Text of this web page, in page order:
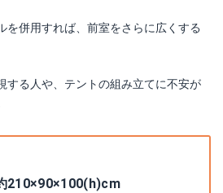
を併用すれば、前室をさらに広くする
する人や、テントの組み立てに不安が
210×90×100(h)cm